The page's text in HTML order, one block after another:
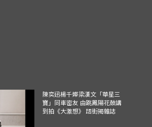
陳奕迅楊千嬅梁漢文「華星三
寶」同車密友 由跳鳳陽花鼓講
到拍《大激想》 踎街揭雜誌